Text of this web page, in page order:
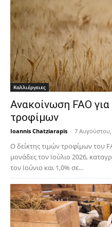
Καλλιέργειες
Ανακοίνωση FAO
τροφίμων
Ioannis Chatziarapis - 7 Αυγούστου,
Ο δείκτης τιμών τροφίμων του
μονάδες τον Ιούλιο 2026,
τον Ιούνιο και 1,0% σε...